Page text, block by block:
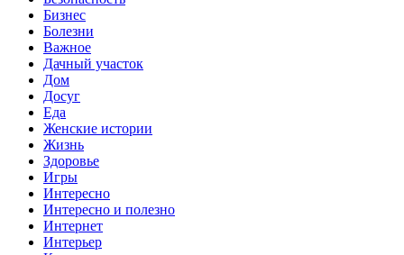
Бизнес
Болезни
Важное
Дачный участок
Дом
Досуг
Еда
Женские истории
Жизнь
Здоровье
Игры
Интересно
Интересно и полезно
Интернет
Интерьер